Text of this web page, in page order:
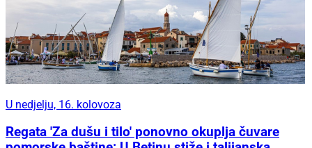
U nedjelju, 16. kolovoza
Regata 'Za dušu i tilo' ponovno okuplja čuvare